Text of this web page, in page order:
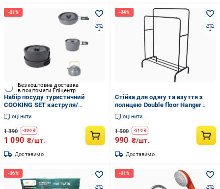
Безкоштовна доставка
в поштомати Епіцентр
Набір посуду туристичний
COOKING SET каструля/
сковорода/чайник алюмінієвий
(DS-308)
оцінити
1 390 -300₴
1 090 ₴/шт.
Доставимо
Стійка для одягу та взуття з
полицею Double floor Hanger
Чорний
оцінити
1 500 -510₴
990 ₴/шт.
Доставимо